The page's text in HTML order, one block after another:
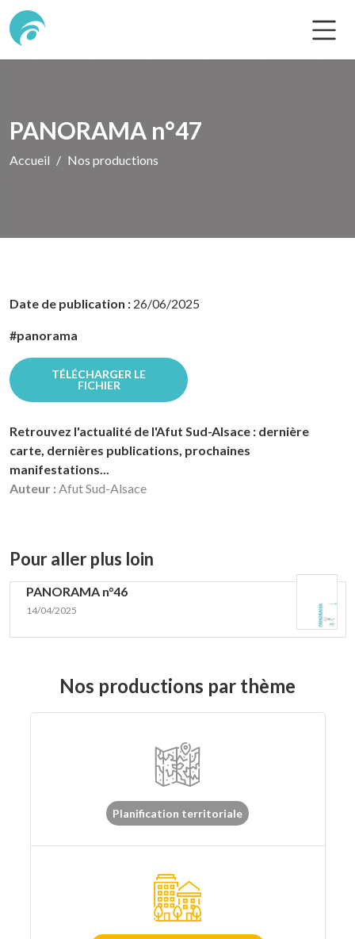
PANORAMA n°47
Accueil Nos productions
Date de publication : 26/06/2025
#panorama
TÉLÉCHARGER LE
FICHIER
Retrouvez l'actualité de l'Afut Sud-Alsace : dernière
carte, dernières publications, prochaines
manifestations...
Auteur : Afut Sud-Alsace
Pour aller plus loin
PANORAMA n°46
14/04/2025
Nos productions par thème
Planification territoriale